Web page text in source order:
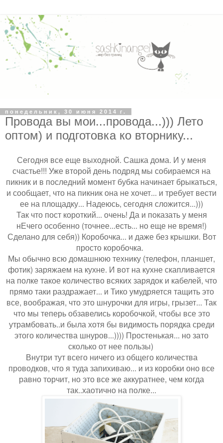
понедельник, 30 июня 2014 г.
Провода вы мои...провода...))) Лето
оптом) и подготовка ко вторнику...
Сегодня все еще выходной. Сашка дома. И у меня
счастье!!! Уже второй день подряд мы собираемся на
пикник и в последний момент бубка начинает брыкаться,
и сообщает, что на пикник она не хочет... и требует вести
ее на площадку... Надеюсь, сегодня сложится...)))
Так что пост короткий... очень! Да и показать у меня
нЕчего особенно (точнее...есть... но еще не время!)
Сделано для себя)) Коробочка... и даже без крышки. Вот
просто коробочка.
Мы обычно всю домашнюю технику (телефон, планшет,
фотик) заряжаем на кухне. И вот на кухне скапливается
на полке такое количество всяких зарядок и кабелей, что
прямо таки раздражает... и Тико умудряется тащить это
все, воображая, что это шнурочки для игры, грызет... Так
что мы теперь обзавелись коробочкой, чтобы все это
утрамбовать..и была хотя бы видимость порядка среди
этого количества шнуров...)))) Простенькая... но зато
сколько от нее пользы)
Внутри тут всего ничего из общего количества
проводков, что я туда запихиваю... и из коробки оно все
равно торчит, но это все же аккуратнее, чем когда
так..хаотично на полке...